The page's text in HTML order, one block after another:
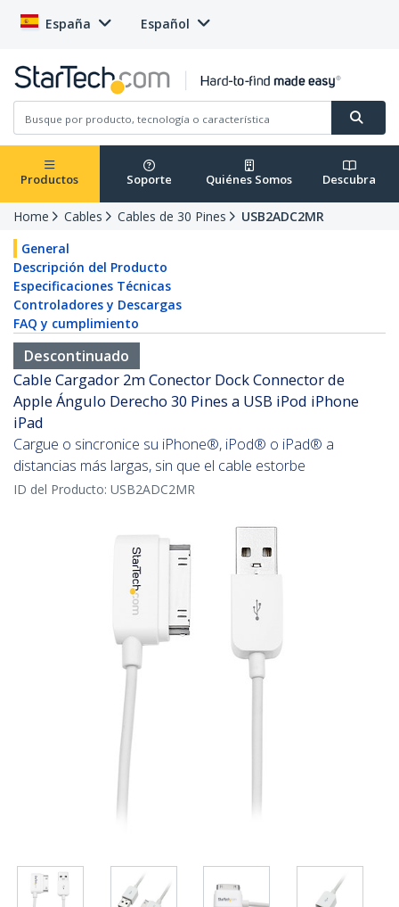
España Español
Productos Soporte Quiénes Somos Descubra
Home Cables Cables de 30 Pines
USB2ADC2MR
General
Descripción del Producto
Especificaciones Técnicas
Controladores y Descargas
FAQ y cumplimiento
Descontinuado
Cable Cargador 2m Conector Dock Connector de
Apple Ángulo Derecho 30 Pines a USB iPod iPhone
iPad
Cargue o sincronice su iPhone®, iPod® o iPad® a
distancias más largas, sin que el cable estorbe
ID del Producto: USB2ADC2MR